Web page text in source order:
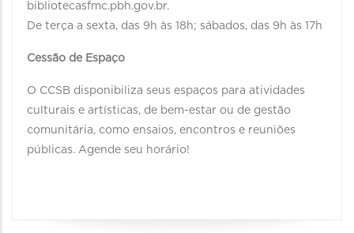
bibliotecasfmc.pbh.gov.br.
De terça a sexta, das 9h às 18h; sábados, das 9h às 17h
Cessão de Espaço
O CCSB disponibiliza seus espaços para atividades
culturais e artísticas, de bem-estar ou de gestão
comunitária, como ensaios, encontros e reuniões
públicas. Agende seu horário!